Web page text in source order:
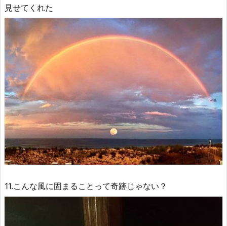
見せてくれた
11.こんな風に固まることって奇跡じゃない？